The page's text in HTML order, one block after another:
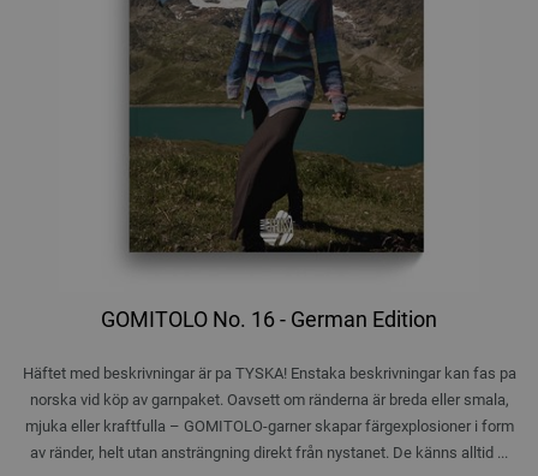
GOMITOLO No. 16 - German Edition
Häftet med beskrivningar är pa TYSKA! Enstaka beskrivningar kan fas pa
norska vid köp av garnpaket. Oavsett om ränderna är breda eller smala,
mjuka eller kraftfulla – GOMITOLO-garner skapar färgexplosioner i form
av ränder, helt utan ansträngning direkt från nystanet. De känns alltid ...